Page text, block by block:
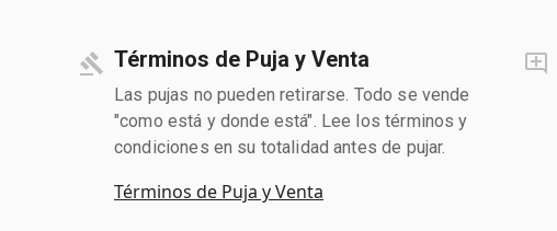
Términos de Puja y Venta
Las pujas no pueden retirarse. Todo se vende
"como está y donde está". Lee los términos y
condiciones en su totalidad antes de pujar.
Términos de Puja y Venta